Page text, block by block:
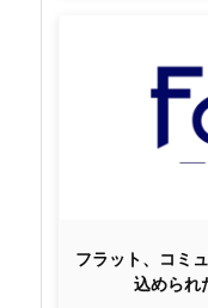
フラット、コミ
込められ